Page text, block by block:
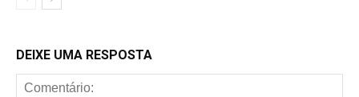
DEIXE UMA RESPOSTA